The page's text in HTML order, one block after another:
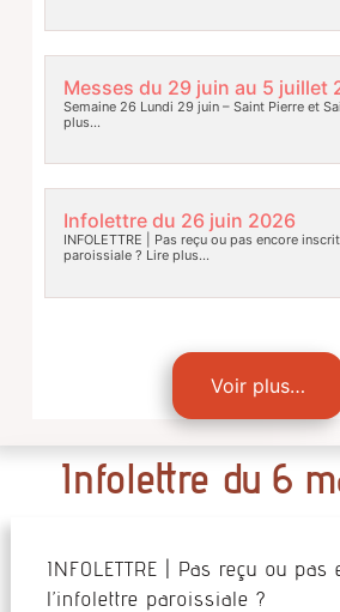
Messes du 29 juin au 5 juillet
Semaine 26 Lundi 29 juin – Saint Pierre et
plus…
Infolettre du 26 juin 2026
INFOLETTRE | Pas reçu ou pas encore
paroissiale ? Lire plus…
Voir plus…
Infolettre du 6
INFOLETTRE | Pas reçu ou
l’infolettre paroissiale ?